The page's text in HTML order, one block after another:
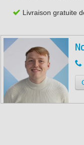
Livraison gratuite